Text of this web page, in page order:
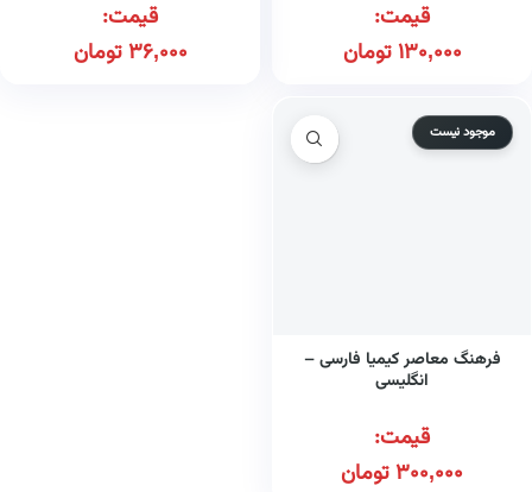
قیمت:
130,000تومان
قیمت:
36,000تومان
موجود نیست
فرهنگ معاصر کیمیا فارسی –
انگلیسی
قیمت:
300,000تومان